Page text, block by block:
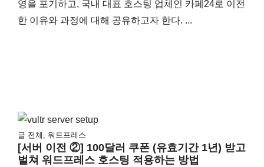
영을 포기하고, 국내 대표 호스팅 업체인 카페24로 이전
한 이유와 과정에 대해 공유하고자 한다. ...
글 전체 워드프레스
[서버 이전 ②] 100달러 쿠폰 (유효기간 1년) 받고
벌쳐 워드프레스 호스팅 적용하는 방법